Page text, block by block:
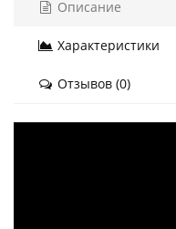
Описание
Характеристики
Отзывов (0)